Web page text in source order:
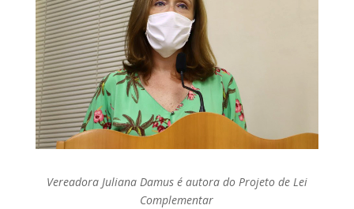
Vereadora Juliana Damus é autora do Projeto de Lei
Complementar